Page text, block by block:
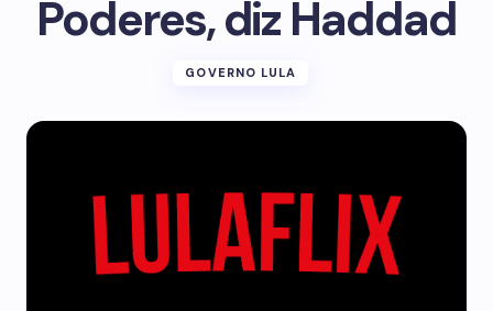
Poderes, diz Haddad
GOVERNO LULA